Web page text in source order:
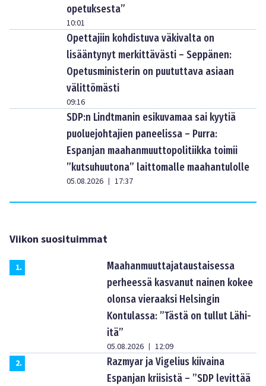
opetuksesta”
10:01
Opettajiin kohdistuva väkivalta on
lisääntynyt merkittävästi – Seppänen:
Opetusministerin on puututtava asiaan
välittömästi
09:16
SDP:n Lindtmanin esikuvamaa sai kyytiä
puoluejohtajien paneelissa – Purra:
Espanjan maahanmuuttopolitiikka toimii
”kutsuhuutona” laittomalle maahantulolle
05.08.2026 | 17:37
Viikon suosituimmat
1.
Maahanmuuttajataustaisessa
perheessä kasvanut nainen kokee
olonsa vieraaksi Helsingin
Kontulassa: ”Tästä on tullut Lähi-
itä”
05.08.2026 | 12:09
2.
Razmyar ja Vigelius kiivaina
Espanjan kriisistä – ”SDP levittää